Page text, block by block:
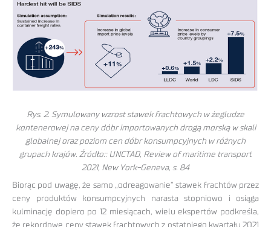
Rys. 2. Symulowany wzrost stawek frachtowych w żegludze
kontenerowej na ceny dóbr importowanych drogą morską w skali
globalnej oraz poziom cen dóbr konsumpcyjnych w różnych
grupach krajów. Źródło:: UNCTAD, Review of maritime transport
2021, New York-Geneva, s. 84
Biorąc pod uwagę, że samo „odreagowanie” stawek frachtów przez
ceny produktów konsumpcyjnych narasta stopniowo i osiąga
kulminację dopiero po 12 miesiącach, wielu ekspertów podkreśla,